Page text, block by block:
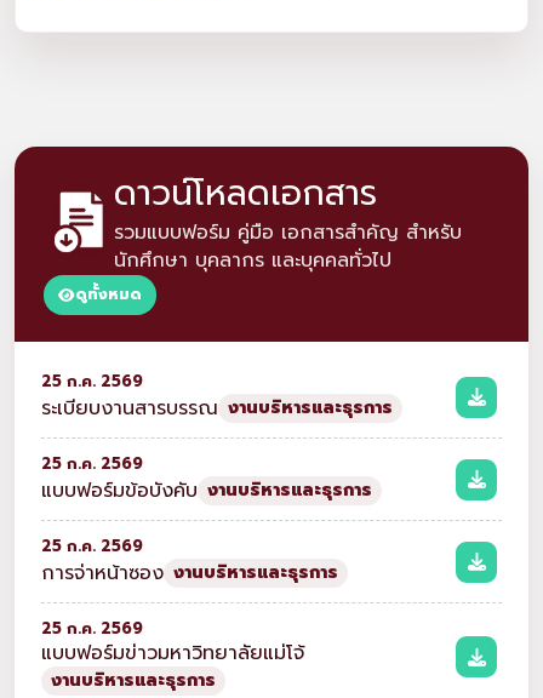
ดาวน์โหลดเอกสาร
รวมแบบฟอร์ม คู่มือ เอกสารสำคัญ สำหรับ
นักศึกษา บุคลากร และบุคคลทั่วไป
ดูทั้งหมด
25 ก.ค. 2569
ระเบียบงานสารบรรณ งานบริหารและธุรการ
25 ก.ค. 2569
แบบฟอร์มข้อบังคับ งานบริหารและธุรการ
25 ก.ค. 2569
การจ่าหน้าซอง งานบริหารและธุรการ
25 ก.ค. 2569
แบบฟอร์มข่าวมหาวิทยาลัยแม่โจ้
งานบริหารและธุรการ